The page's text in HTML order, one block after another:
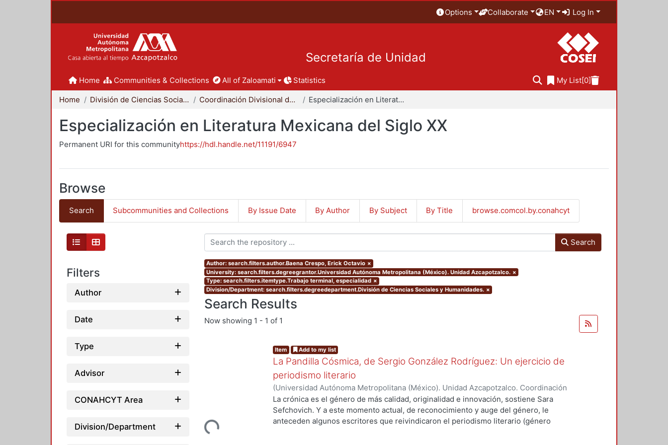
Options Collaborate EN Log In
Secretaría de Unidad
Home Communities & Collections All of Zaloamati Statistics My List[0]
Home División de Ciencias Sociales y Humanidades Coordinación Divisional de Posgrado Especialización en Literatura Mexicana del Siglo XX
Especialización en Literatura Mexicana del Siglo XX
Permanent URI for this communityhttps://hdl.handle.net/11191/6947
Browse
Search Subcommunities and Collections By Issue Date By Author By Subject By Title browse.comcol.by.conahcyt
Filters
Author
Date
Type
Advisor
CONAHCYT Area
Division/Department
Search
Author: search.filters.author.Baena Crespo, Erick Octavio ×
University: search.filters.degreegrantor.Universidad Autónoma Metropolitana (México). Unidad Azcapotzalco. ×
Type: search.filters.itemtype.Trabajo terminal, especialidad ×
Division/Department: search.filters.degreedepartment.División de Ciencias Sociales y Humanidades. ×
Search Results
Now showing 1 - 1 of 1
Loading...
Item Add to my list
La Pandilla Cósmica, de Sergio González Rodríguez: Un ejercicio de
periodismo literario
(Universidad Autónoma Metropolitana (México). Unidad Azcapotzalco. Coordinación
de Servicios de Información.,2020-11)Baena Crespo, Erick Octavio
La crónica es el género de más calidad, originalidad e innovación, sostiene Sara
Sefchovich. Y a este momento actual, de reconocimiento y auge del género, le
anteceden algunos escritores que reivindicaron el periodismo literario (género